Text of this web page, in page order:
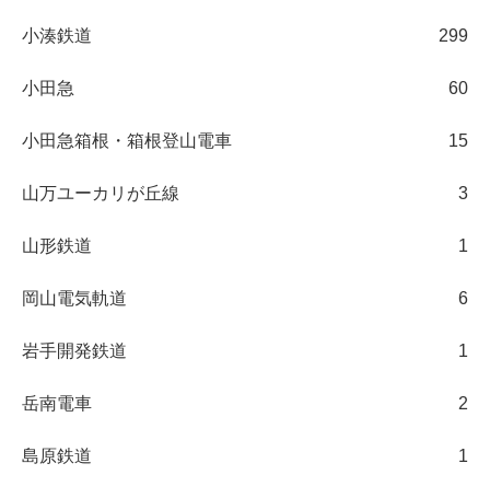
小湊鉄道 299
小田急 60
小田急箱根・箱根登山電車 15
山万ユーカリが丘線 3
山形鉄道 1
岡山電気軌道 6
岩手開発鉄道 1
岳南電車 2
島原鉄道 1